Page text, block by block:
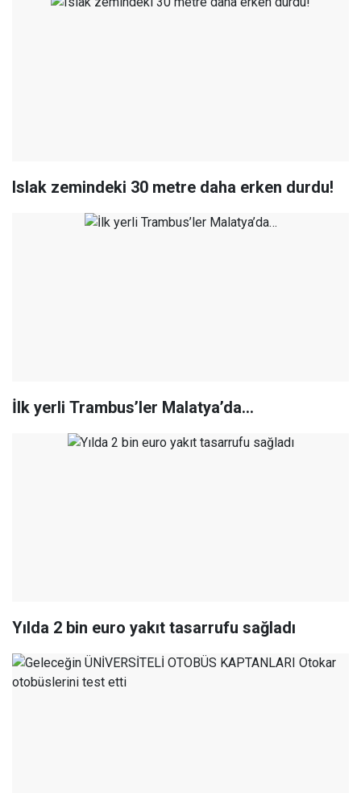
Islak zemindeki 30 metre daha erken durdu!
İlk yerli Trambus’ler Malatya’da…
Yılda 2 bin euro yakıt tasarrufu sağladı